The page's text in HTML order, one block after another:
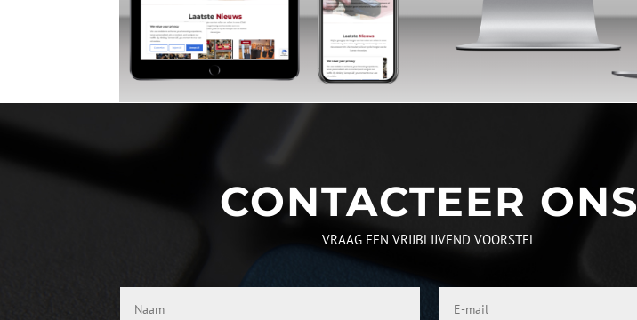
CONTACTEER ONS
VRAAG EEN VRIJBLIJVEND VOORSTEL